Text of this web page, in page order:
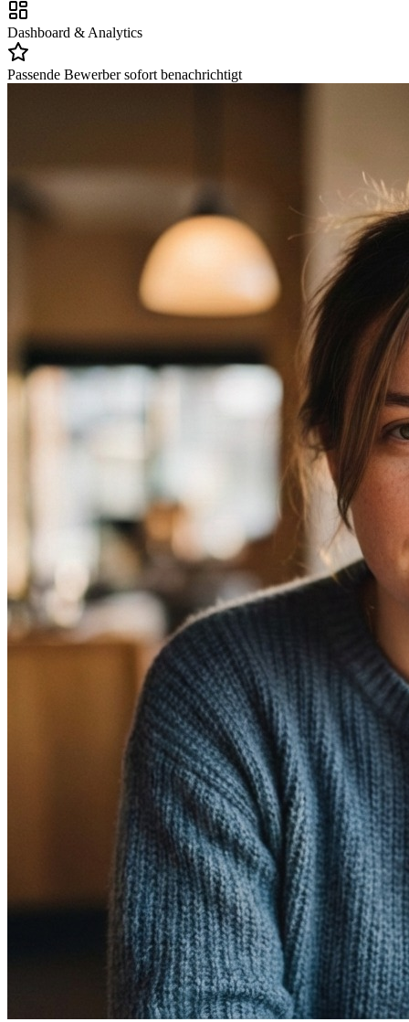
Dashboard & Analytics
Passende Bewerber sofort benachrichtigt